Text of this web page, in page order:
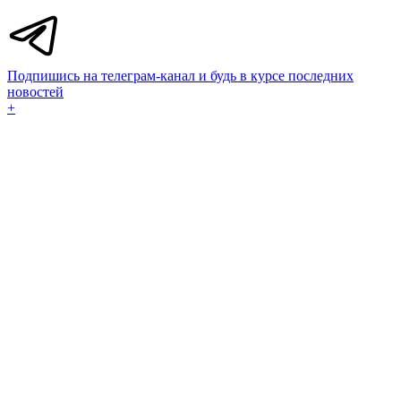
Подпишись на телеграм-канал и будь в курсе последних
новостей
+